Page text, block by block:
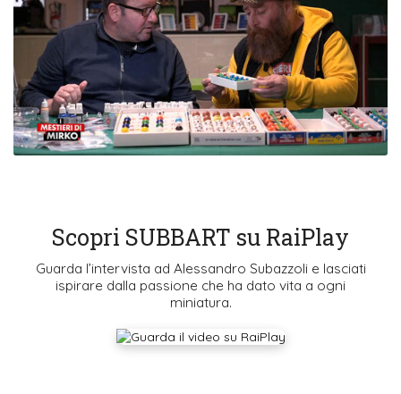
Scopri SUBBART su RaiPlay
Guarda l’intervista ad Alessandro Subazzoli e lasciati
ispirare dalla passione che ha dato vita a ogni
miniatura.